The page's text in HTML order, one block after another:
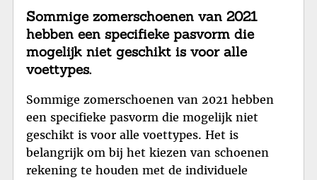
Sommige zomerschoenen van 2021
hebben een specifieke pasvorm die
mogelijk niet geschikt is voor alle
voettypes.
Sommige zomerschoenen van 2021 hebben
een specifieke pasvorm die mogelijk niet
geschikt is voor alle voettypes. Het is
belangrijk om bij het kiezen van schoenen
rekening te houden met de individuele